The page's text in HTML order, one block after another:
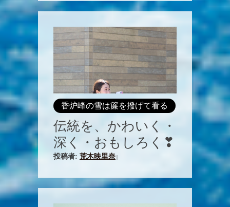
香炉峰の雪は簾を撥げて看る
伝統を、かわいく・
深く・おもしろく❣
投稿者: 荒木映里奈